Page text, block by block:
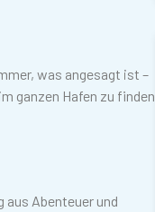
was angesagt ist –
ganzen Hafen zu finden
aus Abenteuer und